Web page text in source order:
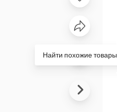
Найти похожие товары